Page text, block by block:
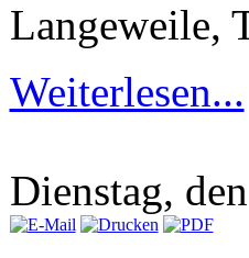
Langeweile,
Weiterlesen...
Dienstag,